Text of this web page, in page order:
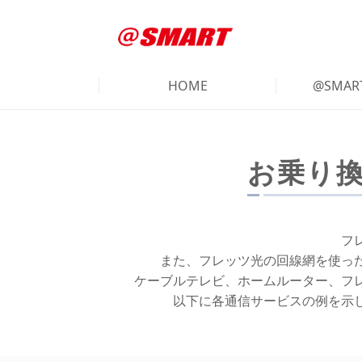
HOME
お乗り
フ
また、フレッツ光の回線網を使
ケーブルテレビ、ホームルーター、
以下に各通信サービスの例を示